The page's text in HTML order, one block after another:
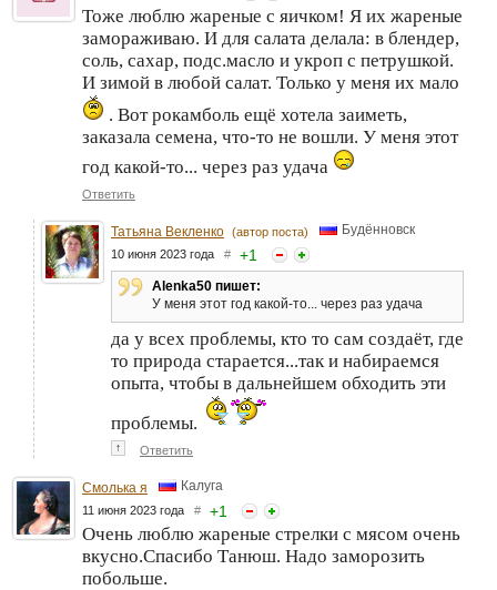
Тоже люблю жареные с яичком! Я их жареные
замораживаю. И для салата делала: в блендер,
соль, сахар, подс.масло и укроп с петрушкой.
И зимой в любой салат. Только у меня их мало
. Вот рокамболь ещё хотела заиметь,
заказала семена, что-то не вошли. У меня этот
год какой-то... через раз удача
Ответить
Татьяна Векленко (автор поста) Будённовск
10 июня 2023 года # +1
Alenka50 пишет:
У меня этот год какой-то... через раз удача
да у всех проблемы, кто то сам создаёт, где
то природа старается...так и набираемся
опыта, чтобы в дальнейшем обходить эти
проблемы.
↑ Ответить
Смолька я Калуга
11 июня 2023 года # +1
Очень люблю жареные стрелки с мясом очень
вкусно.Спасибо Танюш. Надо заморозить
побольше.